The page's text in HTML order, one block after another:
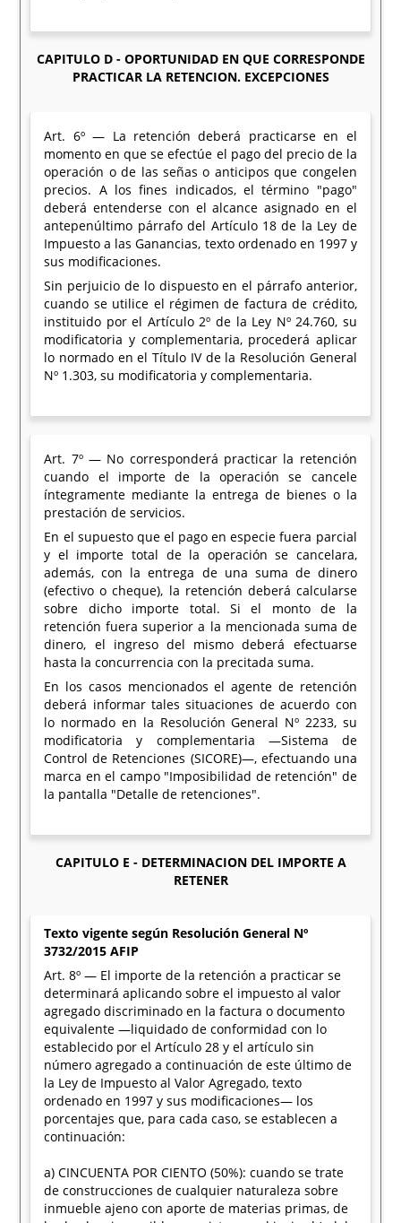
CAPITULO D - OPORTUNIDAD EN QUE CORRESPONDE
PRACTICAR LA RETENCION. EXCEPCIONES
Art. 6º — La retención deberá practicarse en el
momento en que se efectúe el pago del precio de la
operación o de las señas o anticipos que congelen
precios. A los fines indicados, el término "pago"
deberá entenderse con el alcance asignado en el
antepenúltimo párrafo del Artículo 18 de la Ley de
Impuesto a las Ganancias, texto ordenado en 1997 y
sus modificaciones.
Sin perjuicio de lo dispuesto en el párrafo anterior,
cuando se utilice el régimen de factura de crédito,
instituido por el Artículo 2º de la Ley Nº 24.760, su
modificatoria y complementaria, procederá aplicar
lo normado en el Título IV de la Resolución General
Nº 1.303, su modificatoria y complementaria.
Art. 7º — No corresponderá practicar la retención
cuando el importe de la operación se cancele
íntegramente mediante la entrega de bienes o la
prestación de servicios.
En el supuesto que el pago en especie fuera parcial
y el importe total de la operación se cancelara,
además, con la entrega de una suma de dinero
(efectivo o cheque), la retención deberá calcularse
sobre dicho importe total. Si el monto de la
retención fuera superior a la mencionada suma de
dinero, el ingreso del mismo deberá efectuarse
hasta la concurrencia con la precitada suma.
En los casos mencionados el agente de retención
deberá informar tales situaciones de acuerdo con
lo normado en la Resolución General Nº 2233, su
modificatoria y complementaria —Sistema de
Control de Retenciones (SICORE)—, efectuando una
marca en el campo "Imposibilidad de retención" de
la pantalla "Detalle de retenciones".
CAPITULO E - DETERMINACION DEL IMPORTE A
RETENER
Texto vigente según Resolución General Nº
3732/2015 AFIP
Art. 8º — El importe de la retención a practicar se
determinará aplicando sobre el impuesto al valor
agregado discriminado en la factura o documento
equivalente —liquidado de conformidad con lo
establecido por el Artículo 28 y el artículo sin
número agregado a continuación de este último de
la Ley de Impuesto al Valor Agregado, texto
ordenado en 1997 y sus modificaciones— los
porcentajes que, para cada caso, se establecen a
continuación:
a) CINCUENTA POR CIENTO (50%): cuando se trate
de construcciones de cualquier naturaleza sobre
inmueble ajeno con aporte de materias primas, de